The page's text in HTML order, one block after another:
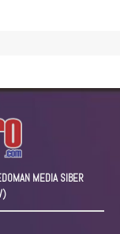
MEDIA SIBER